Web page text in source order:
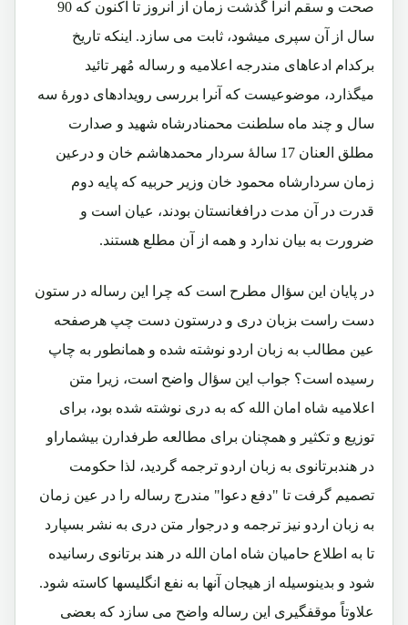
صحت و سقم آنرا گذشت زمان از آنروز تا اکنون که 90
سال از آن سپری میشود، ثابت می سازد. اینکه تاریخ
برکدام ادعاهای مندرجه اعلامیه و رساله مُهر تائید
میگذارد، موضوعیست که آنرا بررسی رویدادهای دورۀ سه
سال و چند ماه سلطنت محمنادرشاه شهید و صدارت
مطلق العنان 17 سالۀ سردار محمدهاشم خان و درعین
زمان سردارشاه محمود خان وزیر حربیه که پایه دوم
قدرت در آن مدت درافغانستان بودند، عیان است و
ضرورت به بیان ندارد و همه از آن مطلع هستند.
در پایان این سؤال مطرح است که چرا این رساله در ستون
دست راست بزبان دری و درستون دست چپ هرصفحه
عین مطالب به زبان اردو نوشته شده و همانطور به چاپ
رسیده است؟ جواب این سؤال واضح است، زیرا متن
اعلامیه شاه امان الله که به دری نوشته شده بود، برای
توزیع و تکثیر و همچنان برای مطالعه طرفدارن بیشماراو
در هندبرتانوی به زبان اردو ترجمه گردید، لذا حکومت
تصمیم گرفت تا "دفع دعوا" مندرج رساله را در عین زمان
به زبان اردو نیز ترجمه و درجوار متن دری به نشر بسپارد
تا به اطلاع حامیان شاه امان الله در هند برتانوی رسانیده
شود و بدینوسیله از هیجان آنها به نفع انگلیسها کاسته شود.
علاوتاً موقفگیری این رساله واضح می سازد که بعضی